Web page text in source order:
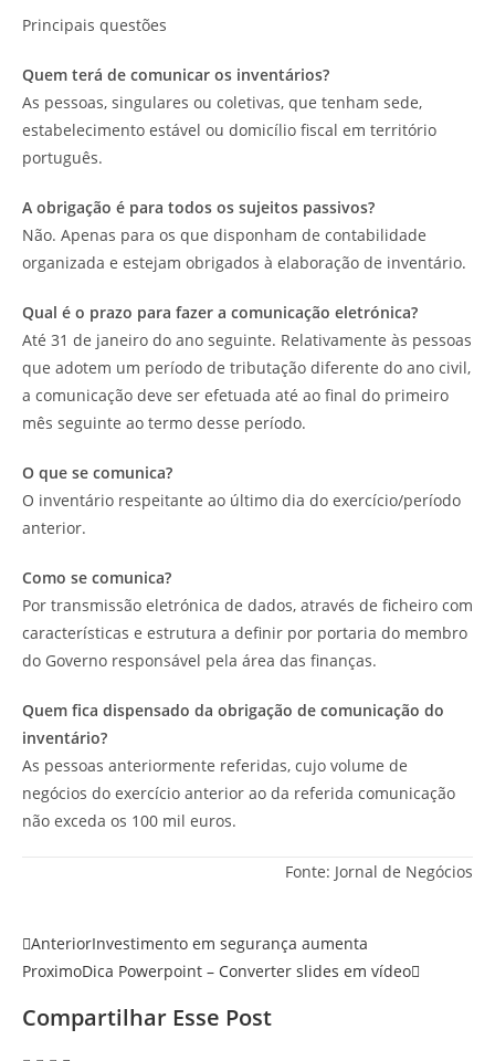
Principais questões
Quem terá de comunicar os inventários?
As pessoas, singulares ou coletivas, que tenham sede,
estabelecimento estável ou domicílio fiscal em território
português.
A obrigação é para todos os sujeitos passivos?
Não. Apenas para os que disponham de contabilidade
organizada e estejam obrigados à elaboração de inventário.
Qual é o prazo para fazer a comunicação eletrónica?
Até 31 de janeiro do ano seguinte. Relativamente às pessoas
que adotem um período de tributação diferente do ano civil,
a comunicação deve ser efetuada até ao final do primeiro
mês seguinte ao termo desse período.
O que se comunica?
O inventário respeitante ao último dia do exercício/período
anterior.
Como se comunica?
Por transmissão eletrónica de dados, através de ficheiro com
características e estrutura a definir por portaria do membro
do Governo responsável pela área das finanças.
Quem fica dispensado da obrigação de comunicação do
inventário?
As pessoas anteriormente referidas, cujo volume de
negócios do exercício anterior ao da referida comunicação
não exceda os 100 mil euros.
Fonte: Jornal de Negócios
AnteriorInvestimento em segurança aumenta
ProximoDica Powerpoint – Converter slides em vídeo
Compartilhar Esse Post